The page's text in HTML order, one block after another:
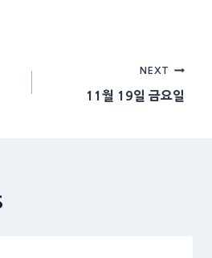
NEXT
11월 19일 금요일